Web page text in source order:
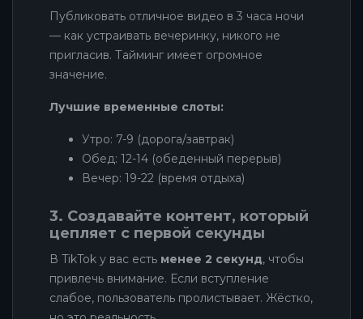
Публиковать отличное видео в 3 часа ночи
— как устраивать вечеринку, никого не
пригласив. Тайминг имеет огромное
значение.
Лучшие временные слоты:
Утро: 7-9 (дорога/завтрак)
Обед: 12-14 (обеденный перерыв)
Вечер: 19-22 (время отдыха)
3. Создавайте контент, который
цепляет с первой секунды
В TikTok у вас есть менее 2 секунд, чтобы
привлечь внимание. Если вступление
слабое, пользователь пролистывает. Жёстко,